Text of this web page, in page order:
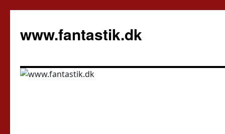
indhold
www.fantastik.dk